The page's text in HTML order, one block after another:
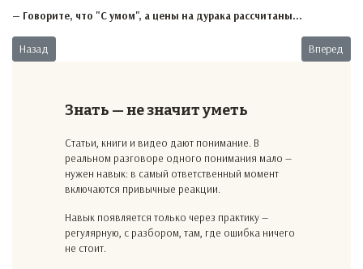
— Говорите, что "С умом", а цены на дурака рассчитаны...
Предыдущий: Рвение на работе
Назад Вперед
Знать — не значит уметь
Статьи, книги и видео дают понимание. В
реальном разговоре одного понимания мало —
нужен навык: в самый ответственный момент
включаются привычные реакции.
Навык появляется только через практику —
регулярную, с разбором, там, где ошибка ничего
не стоит.